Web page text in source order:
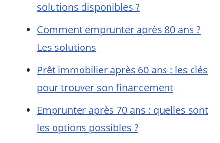
solutions disponibles ?
Comment emprunter après 80 ans ?
Les solutions
Prêt immobilier après 60 ans : les clés
pour trouver son financement
Emprunter après 70 ans : quelles sont
les options possibles ?